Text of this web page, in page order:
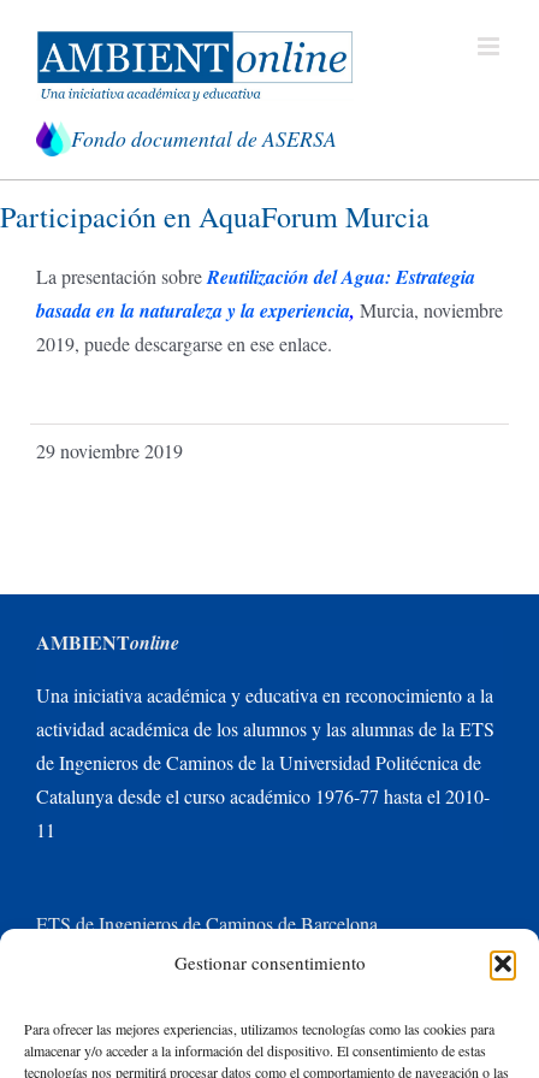
Gestionar consentimiento
Para ofrecer las mejores experiencias, utilizamos tecnologías como las cookies para
almacenar y/o acceder a la información del dispositivo. El consentimiento de estas
tecnologías nos permitirá procesar datos como el comportamiento de navegación o las
contenido
Fondo documental de ASERSA
Participación en AquaForum Murcia
La presentación sobreReutilización del Agua: Estrategia
basada en la naturaleza y la experiencia, Murcia, noviembre
2019, puede descargarse en ese enlace.
29 noviembre 2019
AMBIENTonline
Una iniciativa académica y educativa en reconocimiento a la
actividad académica de los alumnos y las alumnas de la ETS
de Ingenieros de Caminos de la Universidad Politécnica de
Catalunya desde el curso académico 1976-77 hasta el 2010-
11
ETS de Ingenieros de Caminos de Barcelona
Universitat Politècnica de Catalunya BarcelonaTech
Contacte con nosotros